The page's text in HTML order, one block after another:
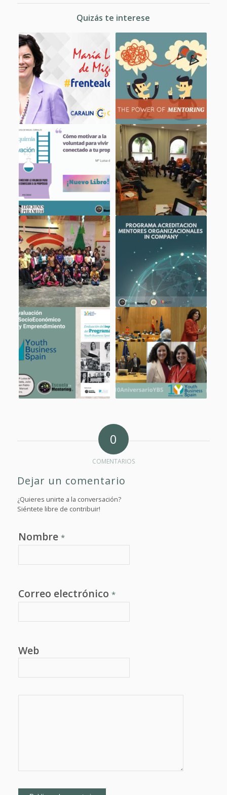
Quizás te interese
0
COMENTARIOS
Dejar un comentario
¿Quieres unirte a la conversación?
Siéntete libre de contribuir!
Nombre *
Correo electrónico *
Web